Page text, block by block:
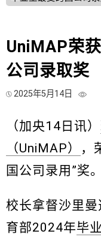
UniMAP荣
公司录取奖
2025年5月14日
（加央14日讯）
（UniMAP）
，
国公司录用”奖。
校长拿督沙里
育部2024年毕